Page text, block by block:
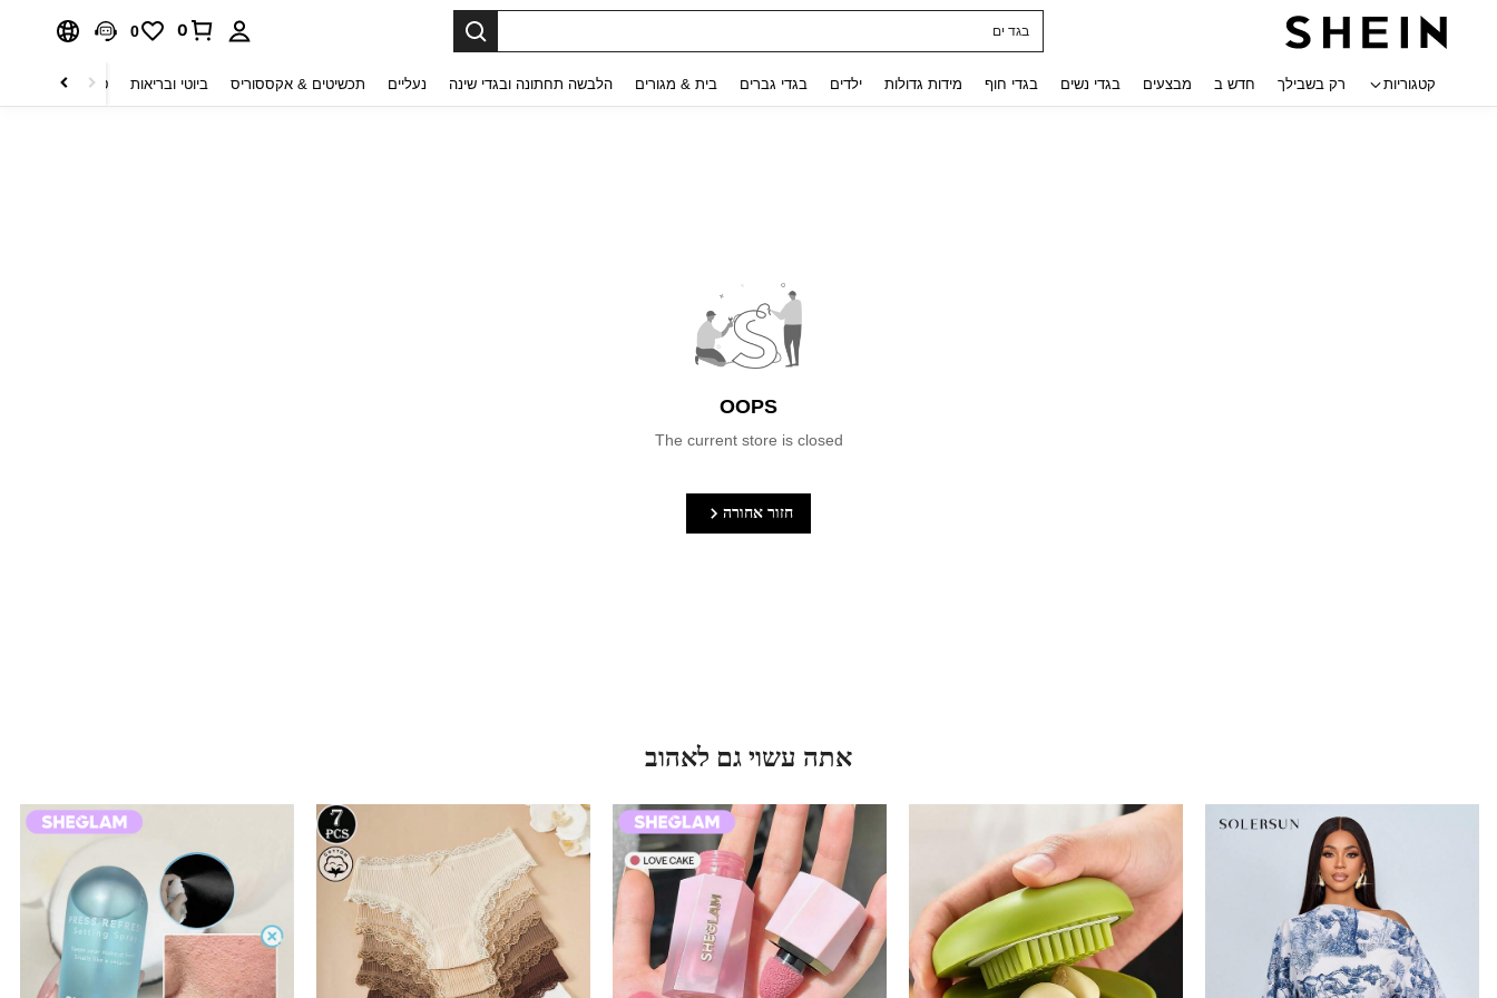
בגד ים
0
0
קטגוריות רק בשבילך חדש ב מבצעים בגדי נשים בגדי חוף מידות גדולות ילדים בגדי גברים בית & מגורים הלבשה תחתונה ובגדי שינה נעליים תכשיטים & אקססוריס ביוטי ובריאות טקסטיל לבית
OOPS
The current store is closed
חזור אחורה
אתה עשוי גם לאהוב